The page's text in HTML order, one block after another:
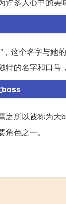
这个名字与她
的名字和口号
boss
之所以被称为
色之一。